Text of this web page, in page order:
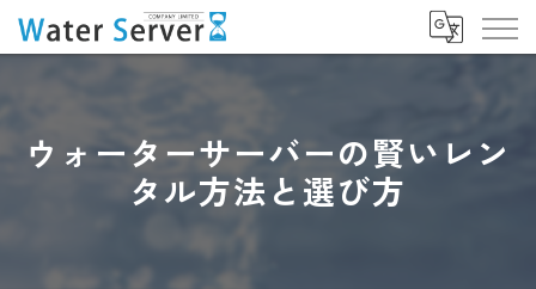
ウォーターサーバーの賢いレン
タル方法と選び方